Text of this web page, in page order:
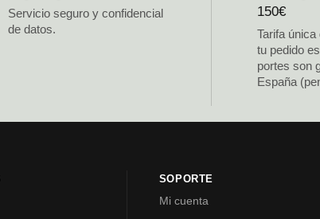
Servicio seguro y confidencial
de datos.
150€
Tarifa
tu pedido
portes son
España
SOPORTE
Mi cuenta